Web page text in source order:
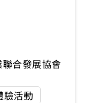
合發展協會
驗活動